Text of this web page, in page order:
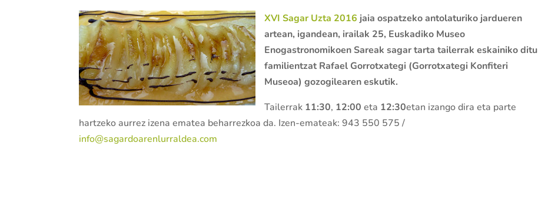
XVI Sagar Uzta 2016 jaia ospatzeko antolaturiko jardueren
artean, igandean, irailak 25, Euskadiko Museo
Enogastronomikoen Sareak sagar tarta tailerrak eskainiko ditu
familientzat Rafael Gorrotxategi (Gorrotxategi Konfiteri
Museoa) gozogilearen eskutik.
Tailerrak 11:30, 12:00 eta 12:30etan izango dira eta parte
hartzeko aurrez izena ematea beharrezkoa da. Izen-emateak: 943 550 575 /
info@sagardoarenlurraldea.com